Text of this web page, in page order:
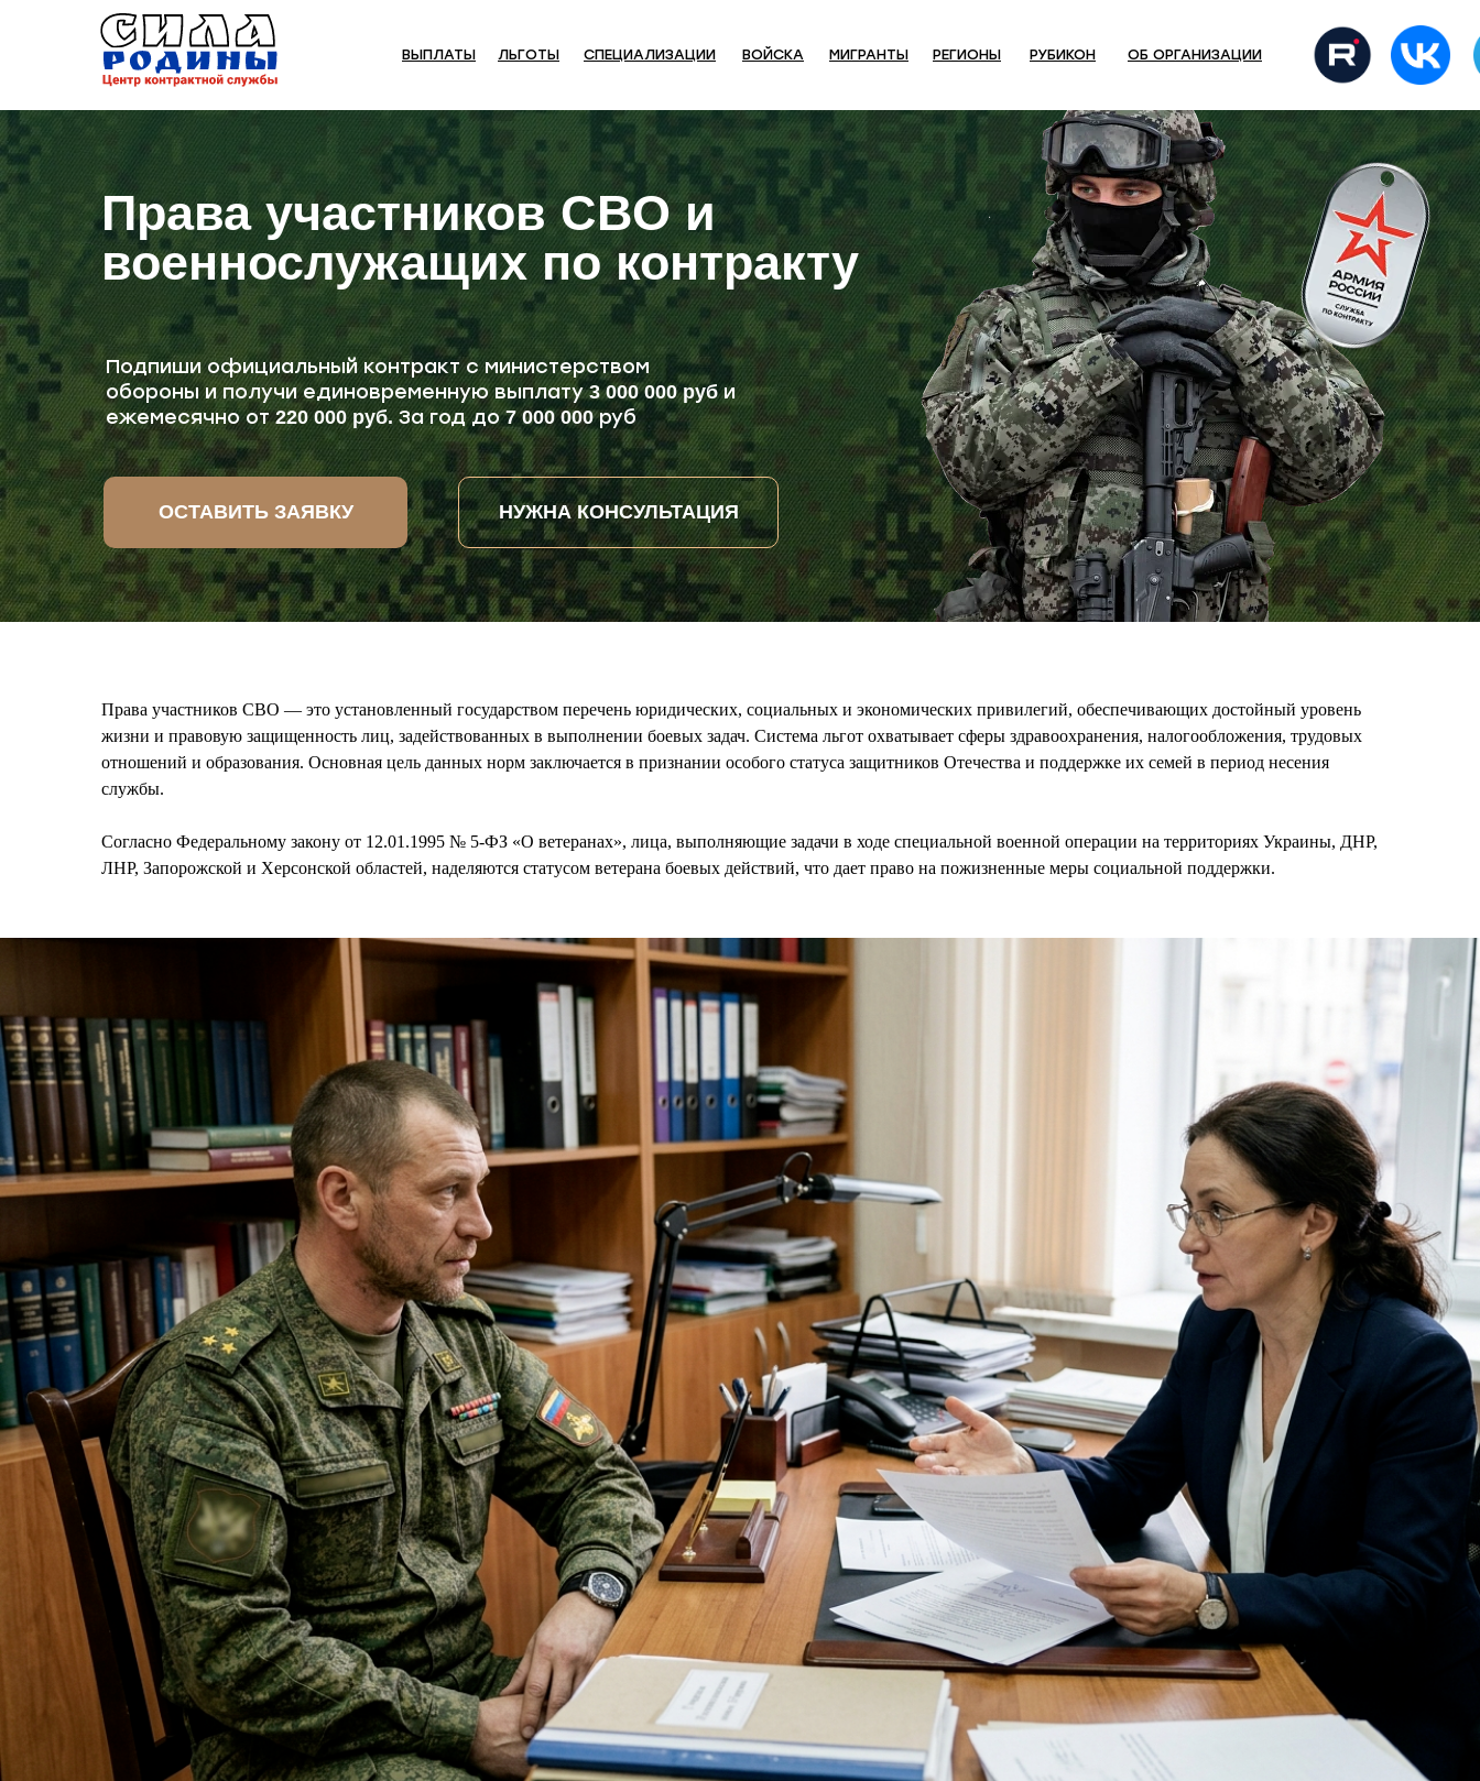
СПЕЦИАЛИЗАЦИИ ОБ ОРГАНИЗАЦИИ
РЕГИОНЫ
ВОЙСКА МИГРАНТЫ
ЛЬГОТЫ РУБИКОН
ВЫПЛАТЫ
Права участников СВО и
военнослужащих по контракту
Подпиши официальный контракт с министерством
обороны и получи единовременную выплату3 000 000 руби
ежемесячно от220 000 руб. За год до7 000 000руб
ОСТАВИТЬ ЗАЯВКУ НУЖНА КОНСУЛЬТАЦИЯ
Права участников СВО — это установленный государством перечень юридических, социальных и экономических привилегий, обеспечивающих достойный уровень
жизни и правовую защищенность лиц, задействованных в выполнении боевых задач. Система льгот охватывает сферы здравоохранения, налогообложения, трудовых
отношений и образования. Основная цель данных норм заключается в признании особого статуса защитников Отечества и поддержке их семей в период несения
службы.
Согласно Федеральному закону от 12.01.1995 № 5-ФЗ «О ветеранах», лица, выполняющие задачи в ходе специальной военной операции на территориях Украины, ДНР,
ЛНР, Запорожской и Херсонской областей, наделяются статусом ветерана боевых действий, что дает право на пожизненные меры социальной поддержки.